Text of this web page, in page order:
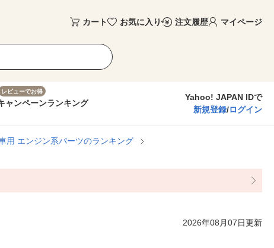
カート お気に入り 注文履歴 マイページ
レビューでお得
ャンペーンランキング
Yahoo! JAPAN IDで
新規登録/ログイン
用 エンジン系パーツのランキング
2026年08月07日更新